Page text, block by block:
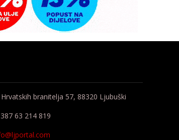
Hrvatskih branitelja 57, 88320 Ljubuški
63 214 819